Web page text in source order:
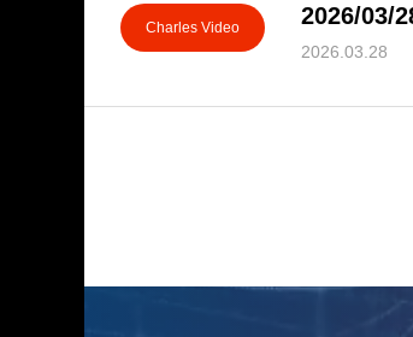
Charles Video 2026/03/
2026.03.28